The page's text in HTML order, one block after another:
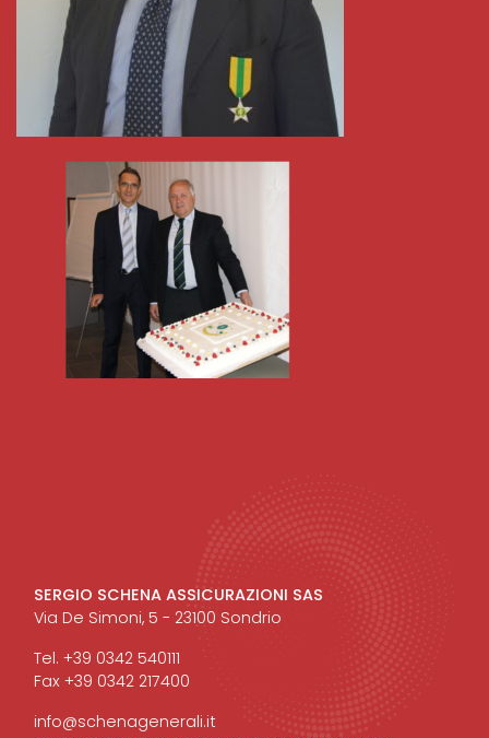
SERGIO SCHENA ASSICURAZIONI SAS
Via De Simoni, 5 - 23100 Sondrio
Tel. +39 0342 540111
Fax +39 0342 217400
info@schenagenerali.it